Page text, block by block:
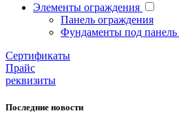
Элементы ограждения
Панель ограждения
Фундаменты под панель
Cертификаты
Прайс
реквизиты
Последние новости